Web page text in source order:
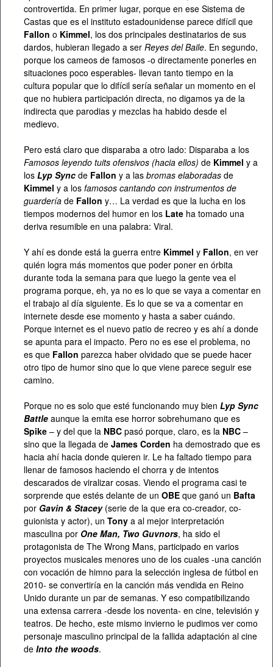
controvertida. En primer lugar, porque en ese Sistema de
Castas que es el instituto estadounidense parece difícil que
Fallon o Kimmel, los dos principales destinatarios de sus
dardos, hubieran llegado a ser Reyes del Baile. En segundo,
porque los cameos de famosos -o directamente ponerles en
situaciones poco esperables- llevan tanto tiempo en la
cultura popular que lo difícil sería señalar un momento en el
que no hubiera participación directa, no digamos ya de la
indirecta que parodias y mezclas ha habido desde el
medievo.
Pero está claro que disparaba a otro lado: Disparaba a los
Famosos leyendo tuits ofensivos (hacia ellos) de Kimmel y a
los Lyp Sync de Fallon y a las bromas elaboradas de
Kimmel y a los famosos cantando con instrumentos de
guardería de Fallon y… La verdad es que la lucha en los
tiempos modernos del humor en los Late ha tomado una
deriva resumible en una palabra: Viral.
Y ahí es donde está la guerra entre Kimmel y Fallon, en ver
quién logra más momentos que poder poner en órbita
durante toda la semana para que luego la gente vea el
programa porque, eh, ya no es lo que se vaya a comentar en
el trabajo al día siguiente. Es lo que se va a comentar en
internete desde ese momento y hasta a saber cuándo.
Porque internet es el nuevo patio de recreo y es ahí a donde
se apunta para el impacto. Pero no es ese el problema, no
es que Fallon parezca haber olvidado que se puede hacer
otro tipo de humor sino que lo que viene parece seguir ese
camino.
Porque no es solo que esté funcionando muy bien Lyp Sync
Battle aunque la emita ese horror sobrehumano que es
Spike – y del que la NBC pasó porque, claro, es la NBC –
sino que la llegada de James Corden ha demostrado que es
hacia ahí hacia donde quieren ir. Le ha faltado tiempo para
llenar de famosos haciendo el chorra y de intentos
descarados de viralizar cosas. Viendo el programa casi te
sorprende que estés delante de un OBE que ganó un Bafta
por Gavin & Stacey (serie de la que era co-creador, co-
guionista y actor), un Tony a al mejor interpretación
masculina por One Man, Two Guvnors, ha sido el
protagonista de The Wrong Mans, participado en varios
proyectos musicales menores uno de los cuales -una canción
con vocación de himno para la selección inglesa de fútbol en
2010- se convertiría en la canción más vendida en Reino
Unido durante un par de semanas. Y eso compatibilizando
una extensa carrera -desde los noventa- en cine, televisión y
teatros. De hecho, este mismo invierno le pudimos ver como
personaje masculino principal de la fallida adaptación al cine
de Into the woods.